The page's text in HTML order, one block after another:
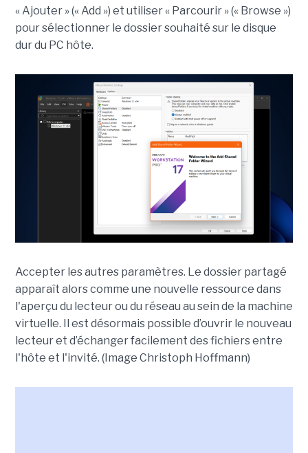
« Ajouter » (« Add ») et utiliser « Parcourir » (« Browse »)
pour sélectionner le dossier souhaité sur le disque
dur du PC hôte.
Accepter les autres paramètres. Le dossier partagé
apparaît alors comme une nouvelle ressource dans
l'aperçu du lecteur ou du réseau au sein de la machine
virtuelle. Il est désormais possible d’ouvrir le nouveau
lecteur et d’échanger facilement des fichiers entre
l'hôte et l'invité. (Image Christoph Hoffmann)